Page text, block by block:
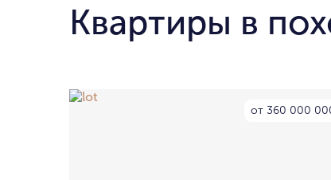
Квартиры в
от 360 000